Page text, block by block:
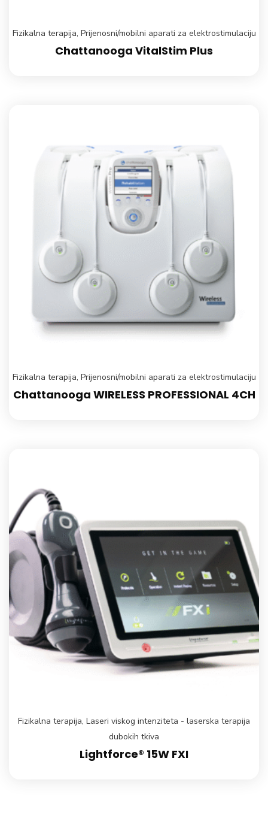
Fizikalna terapija, Prijenosni/mobilni aparati za elektrostimulaciju
Chattanooga VitalStim Plus
Fizikalna terapija, Prijenosni/mobilni aparati za elektrostimulaciju
Chattanooga WIRELESS PROFESSIONAL 4CH
Fizikalna terapija, Laseri viskog intenziteta - laserska terapija
dubokih tkiva
Lightforce® 15W FXI